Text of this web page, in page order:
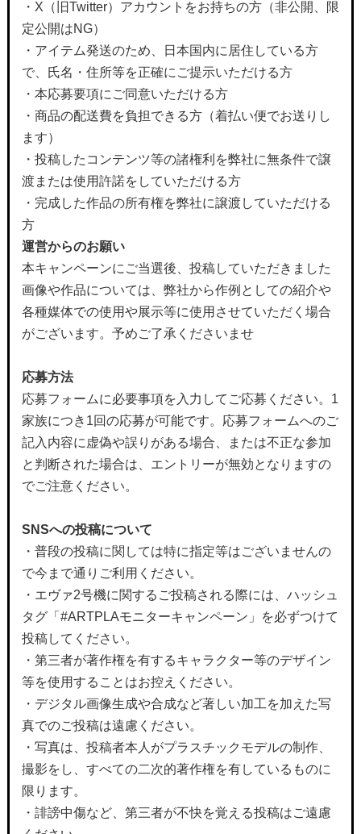
・X（旧Twitter）アカウントをお持ちの方（非公開、限
定公開はNG）
・アイテム発送のため、日本国内に居住している方
で、氏名・住所等を正確にご提示いただける方
・本応募要項にご同意いただける方
・商品の配送費を負担できる方（着払い便でお送りし
ます）
・投稿したコンテンツ等の諸権利を弊社に無条件で譲
渡または使用許諾をしていただける方
・完成した作品の所有権を弊社に譲渡していただける
方
運営からのお願い
本キャンペーンにご当選後、投稿していただきました
画像や作品については、弊社から作例としての紹介や
各種媒体での使用や展示等に使用させていただく場合
がございます。予めご了承くださいませ
応募方法
応募フォームに必要事項を入力してご応募ください。1
家族につき1回の応募が可能です。応募フォームへのご
記入内容に虚偽や誤りがある場合、または不正な参加
と判断された場合は、エントリーが無効となりますの
でご注意ください。
SNSへの投稿について
・普段の投稿に関しては特に指定等はございませんの
で今まで通りご利用ください。
・エヴァ2号機に関するご投稿される際には、ハッシュ
タグ「#ARTPLAモニターキャンペーン」を必ずつけて
投稿してください。
・第三者が著作権を有するキャラクター等のデザイン
等を使用することはお控えください。
・デジタル画像生成や合成など著しい加工を加えた写
真でのご投稿は遠慮ください。
・写真は、投稿者本人がプラスチックモデルの制作、
撮影をし、すべての二次的著作権を有しているものに
限ります。
・誹謗中傷など、第三者が不快を覚える投稿はご遠慮